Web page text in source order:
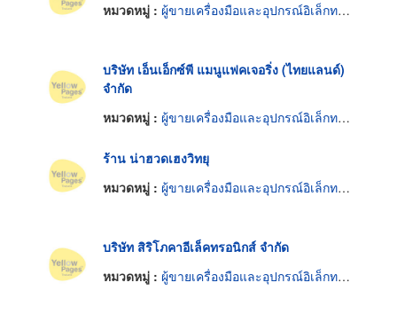
หมวดหมู่ : ผู้ขายเครื่องมือและอุปกรณ์อิเล็กทรอนิกส์
บริษัท เอ็นเอ็กซ์พี แมนูแฟคเจอริ่ง (ไทยแลนด์)
จำกัด
หมวดหมู่ : ผู้ขายเครื่องมือและอุปกรณ์อิเล็กทรอนิกส์
ร้าน น่าฮวดเฮงวิทยุ
หมวดหมู่ : ผู้ขายเครื่องมือและอุปกรณ์อิเล็กทรอนิกส์
บริษัท สิริโภคาอีเล็คทรอนิกส์ จำกัด
หมวดหมู่ : ผู้ขายเครื่องมือและอุปกรณ์อิเล็กทรอนิกส์